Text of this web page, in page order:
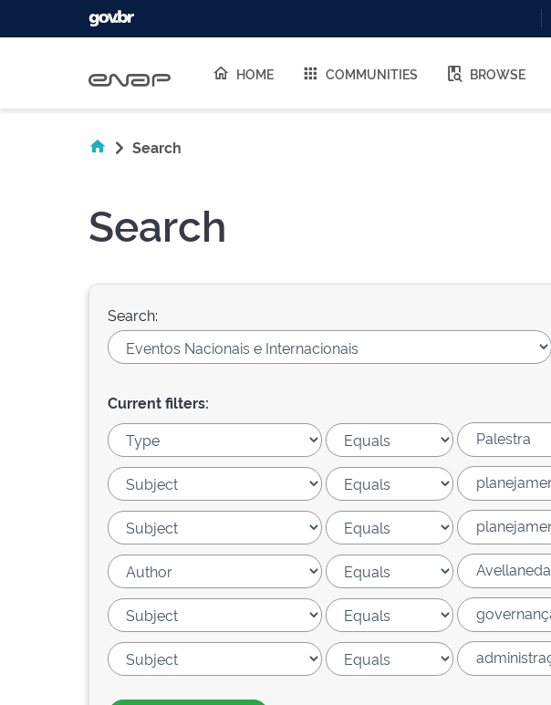
HOME COMMUNITIES BROWSE
Search
Search
Search:
Current filters: